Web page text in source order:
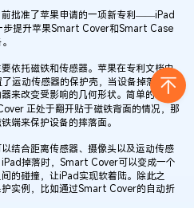
批准了苹果申请的一项新专利——iPad
步提升苹果Smart Cover和Smart Case
托磁铁和传感器。苹果在专利文档中
运动传感器的保护壳，当设备掉落时它
来改变受影响的几何形状。简单的说，
正处于翻开贴于磁铁背面的情况，那
端来保护设备的摔落面。
合距离传感器、摄像头以及运动传感
掉落时，Smart Cover可以变成一个
的碰撞，让iPad实现软着陆。除此之
实例，比如通过Smart Cover的自动折